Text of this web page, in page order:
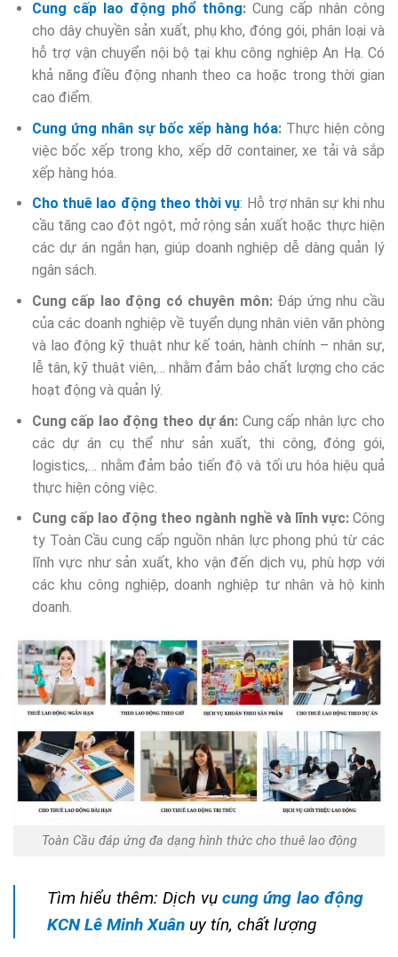
Cung cấp lao động phổ thông:Cung cấp nhân công
cho dây chuyền sản xuất, phụ kho, đóng gói, phân loại và
hỗ trợ vận chuyển nội bộ tại khu công nghiệp An Hạ. Có
khả năng điều động nhanh theo ca hoặc trong thời gian
cao điểm.
Cung ứng nhân sự bốc xếp hàng hóa:Thực hiện công
việc bốc xếp trong kho, xếp dỡ container, xe tải và sắp
xếp hàng hóa.
Cho thuê lao động theo thời vụ: Hỗ trợ nhân sự khi nhu
cầu tăng cao đột ngột, mở rộng sản xuất hoặc thực hiện
các dự án ngắn hạn, giúp doanh nghiệp dễ dàng quản lý
ngân sách.
Cung cấp lao động có chuyên môn:Đáp ứng nhu cầu
của các doanh nghiệp về tuyển dụng nhân viên văn phòng
và lao động kỹ thuật như kế toán, hành chính – nhân sự,
lễ tân, kỹ thuật viên,… nhằm đảm bảo chất lượng cho các
hoạt động và quản lý.
Cung cấp lao động theo dự án: Cung cấp nhân lực cho
các dự án cụ thể như sản xuất, thi công, đóng gói,
logistics,… nhằm đảm bảo tiến độ và tối ưu hóa hiệu quả
thực hiện công việc.
Cung cấp lao động theo ngành nghề và lĩnh vực: Công
ty Toàn Cầu cung cấp nguồn nhân lực phong phú từ các
lĩnh vực như sản xuất, kho vận đến dịch vụ, phù hợp với
các khu công nghiệp, doanh nghiệp tư nhân và hộ kinh
doanh.
Toàn Cầu đáp ứng đa dạng hình thức cho thuê lao động
Tìm hiểu thêm: Dịch vụ cung ứng lao động
KCN Lê Minh Xuân uy tín, chất lượng